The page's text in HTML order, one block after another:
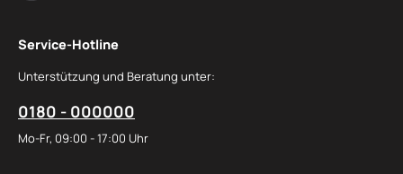
Service-Hotline
Unterstützung und Beratung unter:
0180 - 000000
Mo-Fr, 09:00 - 17:00 Uhr